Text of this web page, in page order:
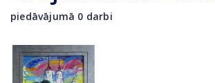
piedāvājumā 0 darbi